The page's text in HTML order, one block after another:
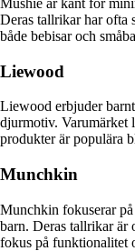
Mushie är känt för
Deras tallrikar har ofta
både bebisar och
Liewood
Liewood erbjuder
djurmotiv. Varumärket
produkter är populära
Munchkin
Munchkin fokuserar
barn. Deras tallrikar är
fokus på funktionalitet